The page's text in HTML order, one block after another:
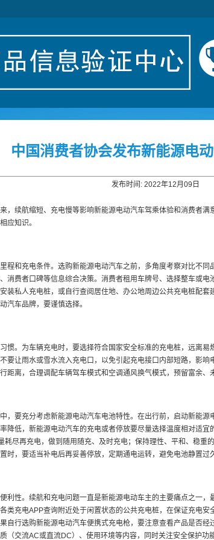
中国消费者协会发布新能源电
发布时间: 2022年12月09日
，续航缩短、充电慢等影响新能源电动汽车驾乘体验和消费者
应知识。
程和充电条件。选购新能源电动汽车之前，多角度考察对比不
消费者口碑等信息综合决策。消费者租用车牌号、选择整车或
装私人充电桩，或自行查阅居住地、办公地周边公共充电桩配
汽车品牌，要谨慎选择。
惯。为车辆充电时，要选择符合国家安全标准的充电桩，远离
要让雨水或雪水流入充电口，以免引起充电接口内部短路，影
离，合理调配车辆驾车模式和空调通风换气模式，预留富余、
，要充分考虑新能源电动汽车电池特性。在出行前，启动新能
降低，新能源电动汽车的充电或者停放要尽量选择温度相对适
耗尽再充电，做到随用随充、及时充电；保持理性、平和、稳
时，要适当补电后再妥善停放，定期通电运转，避免电池静置过
利性。续航和充电问题一直是新能源电动车主的主要痛点之一
类充电APP查询附近处于闲置状态的公共充电桩，在保证充电
自行选购新能源电动汽车便携式充电枪，要注意查看产品是否
（交流AC或直流DC）、使用环境等内容，同时关注安全保护